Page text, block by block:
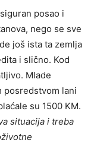
posao i
nego se sve
još ista ta zemlja
i slično. Kod
Mlade
posredstvom lani
su 1500 KM.
situacija i treba